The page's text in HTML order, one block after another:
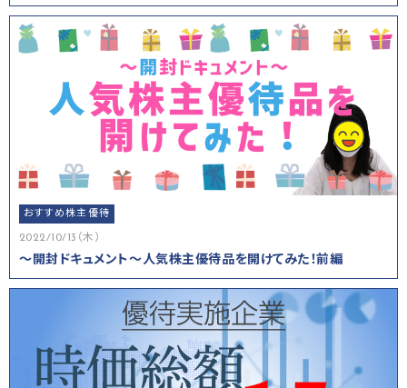
おすすめ株主優待
2022/10/13（木）
～開封ドキュメント～人気株主優待品を開けてみた！前編